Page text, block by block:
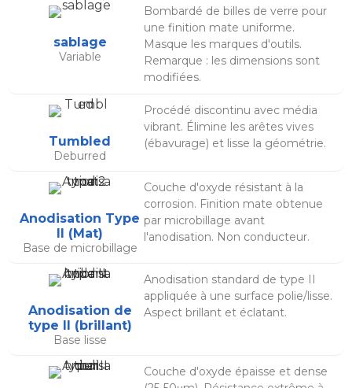
sablage
Variable
Bombardé de billes de verre pour
une finition mate uniforme.
Masque les marques d'outils.
Remarque : les dimensions sont
modifiées.
Tumbled
Deburred
Procédé discontinu avec média
vibrant. Élimine les arêtes vives
(ébavurage) et lisse la géométrie.
Anodisation Type
II (Mat)
Base de microbillage
Couche d'oxyde résistant à la
corrosion. Finition mate obtenue
par microbillage avant
l'anodisation. Non conducteur.
Anodisation de
type II (brillant)
Base lisse
Anodisation standard de type II
appliquée à une surface polie/lisse.
Aspect brillant et éclatant.
Couche d'oxyde épaisse et dense